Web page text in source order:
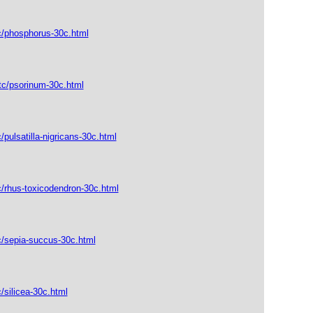
30c.html
psorinum-30c.html
nigricans-30c.html
toxicodendron-30c.html
succus-30c.html
30c.html